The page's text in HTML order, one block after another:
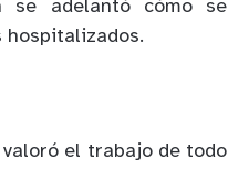
se adelantó cómo se
hospitalizados.
el trabajo de todo